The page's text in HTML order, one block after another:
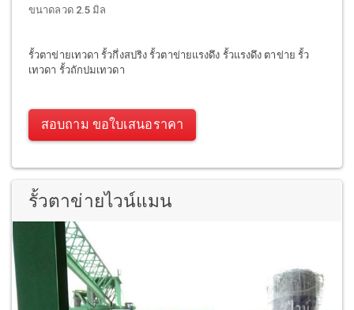
ขนาดลวด 2.5 มิล
รั้วตาข่ายเทวดา รั้วกึ่งสปริง รั้วตาข่ายแรงดึง รั้วแรงดึง ตาข่าย รั้ว
เทวดา รั้วถักปมเทวดา
สอบถาม ขอใบเสนอราคา
รั้วตาข่ายไวน์แมน